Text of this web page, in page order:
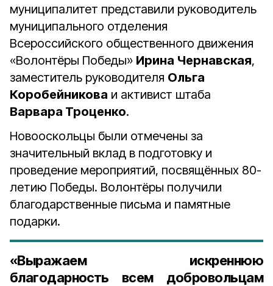
муниципалитет представили руководитель
муниципального отделения
Всероссийского общественного движения
«Волонтёры Победы» Ирина Чернавская,
заместитель руководителя Ольга
Коробейникова и активист штаба
Варвара Троценко.
Новооскольцы были отмечены за
значительный вклад в подготовку и
проведение мероприятий, посвящённых 80-
летию Победы. Волонтёры получили
благодарственные письма и памятные
подарки.
«Выражаем искреннюю
благодарность всем добровольцам